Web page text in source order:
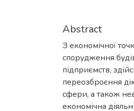
Abstract
З економічної
спорудження
підприємств,
переозброєння
сфери, а також
економічна